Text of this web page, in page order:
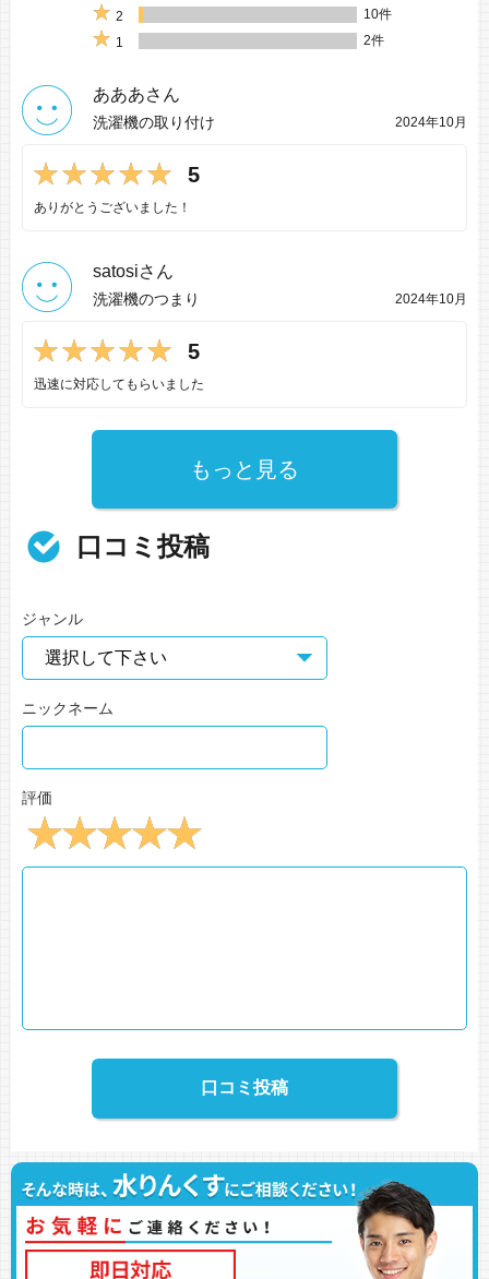
2
10件
1
2件
あああさん
洗濯機の取り付け 2024年10月
5
ありがとうございました！
satosiさん
洗濯機のつまり 2024年10月
5
迅速に対応してもらいました
もっと見る
口コミ投稿
ジャンル
ニックネーム
評価